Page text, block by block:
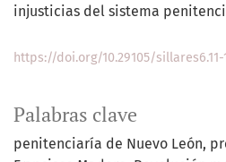
Palabras clave
penitenciaría de Nuevo León
injusticias del sistema
https://doi.org/10.29105/sillares6.11-